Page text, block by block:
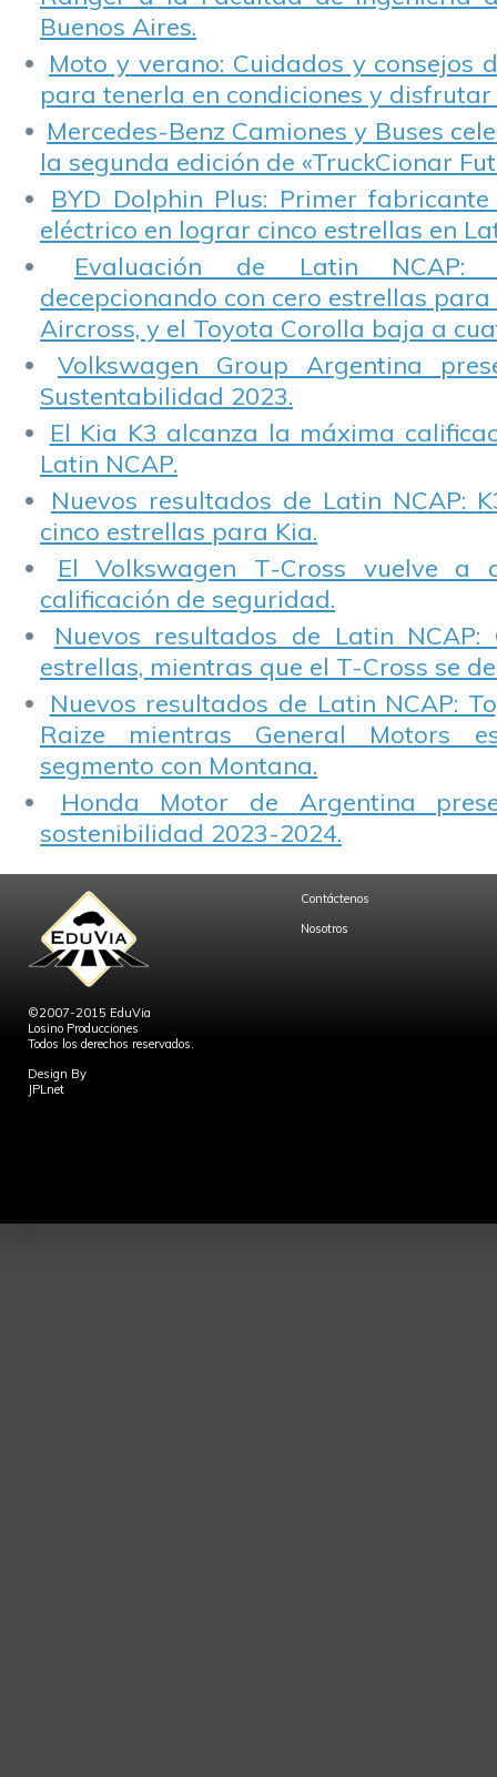
Buenos Aires.
Moto y verano: Cuidados y consejos
para tenerla en condiciones y disfrutar
Mercedes-Benz Camiones y Buses
la segunda edición de «TruckCionar
BYD Dolphin Plus: Primer
eléctrico en lograr cinco estrellas en
Evaluación de Latin NCAP:
decepcionando con cero estrellas para
Aircross, y el Toyota Corolla baja a
Volkswagen Group Argentina
Sustentabilidad 2023.
El Kia K3 alcanza la máxima
Latin NCAP.
Nuevos resultados de Latin NCAP:
cinco estrellas para Kia.
El Volkswagen T-Cross vuelve a
calificación de seguridad.
Nuevos resultados de Latin NCAP:
estrellas, mientras que el T-Cross se
Nuevos resultados de Latin NCAP:
Raize mientras General Motors
segmento con Montana.
Honda Motor de Argentina
sostenibilidad 2023-2024.
©2007-2015 EduVia
Losino Producciones
Todos los derechos reservados.
Design By
JPLnet
Contáctenos
Nosotros